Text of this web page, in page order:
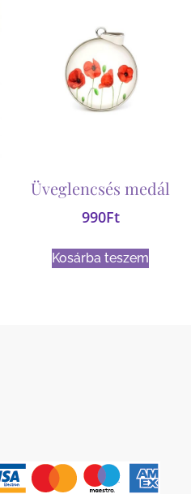
Üveglencsés medál
990Ft
Kosárba teszem